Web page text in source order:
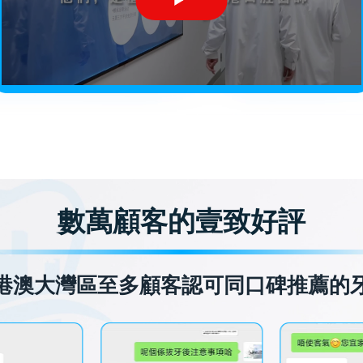
數萬顧客的壹致好評
澳大灣區至多顧客認可同口碑推薦的